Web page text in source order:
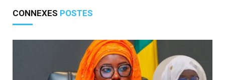
CONNEXES POSTES